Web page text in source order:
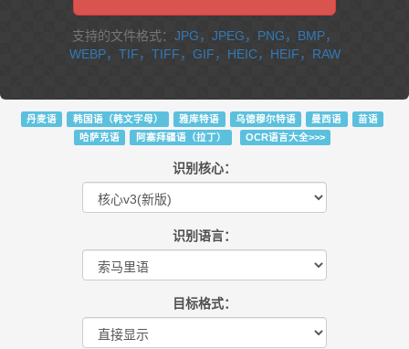
支持的文件格式： JPG，JPEG，PNG，BMP，
WEBP，TIF，TIFF，GIF，HEIC，HEIF，RAW
丹麦语 韩国语（韩文字母） 雅库特语 乌德穆尔特语 曼西语
苗语
哈萨克语
阿塞拜疆语（拉丁） OCR语言大全>>>
识别核心：
识别语言：
目标格式：